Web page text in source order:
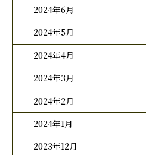
2024年6月
2024年5月
2024年4月
2024年3月
2024年2月
2024年1月
2023年12月